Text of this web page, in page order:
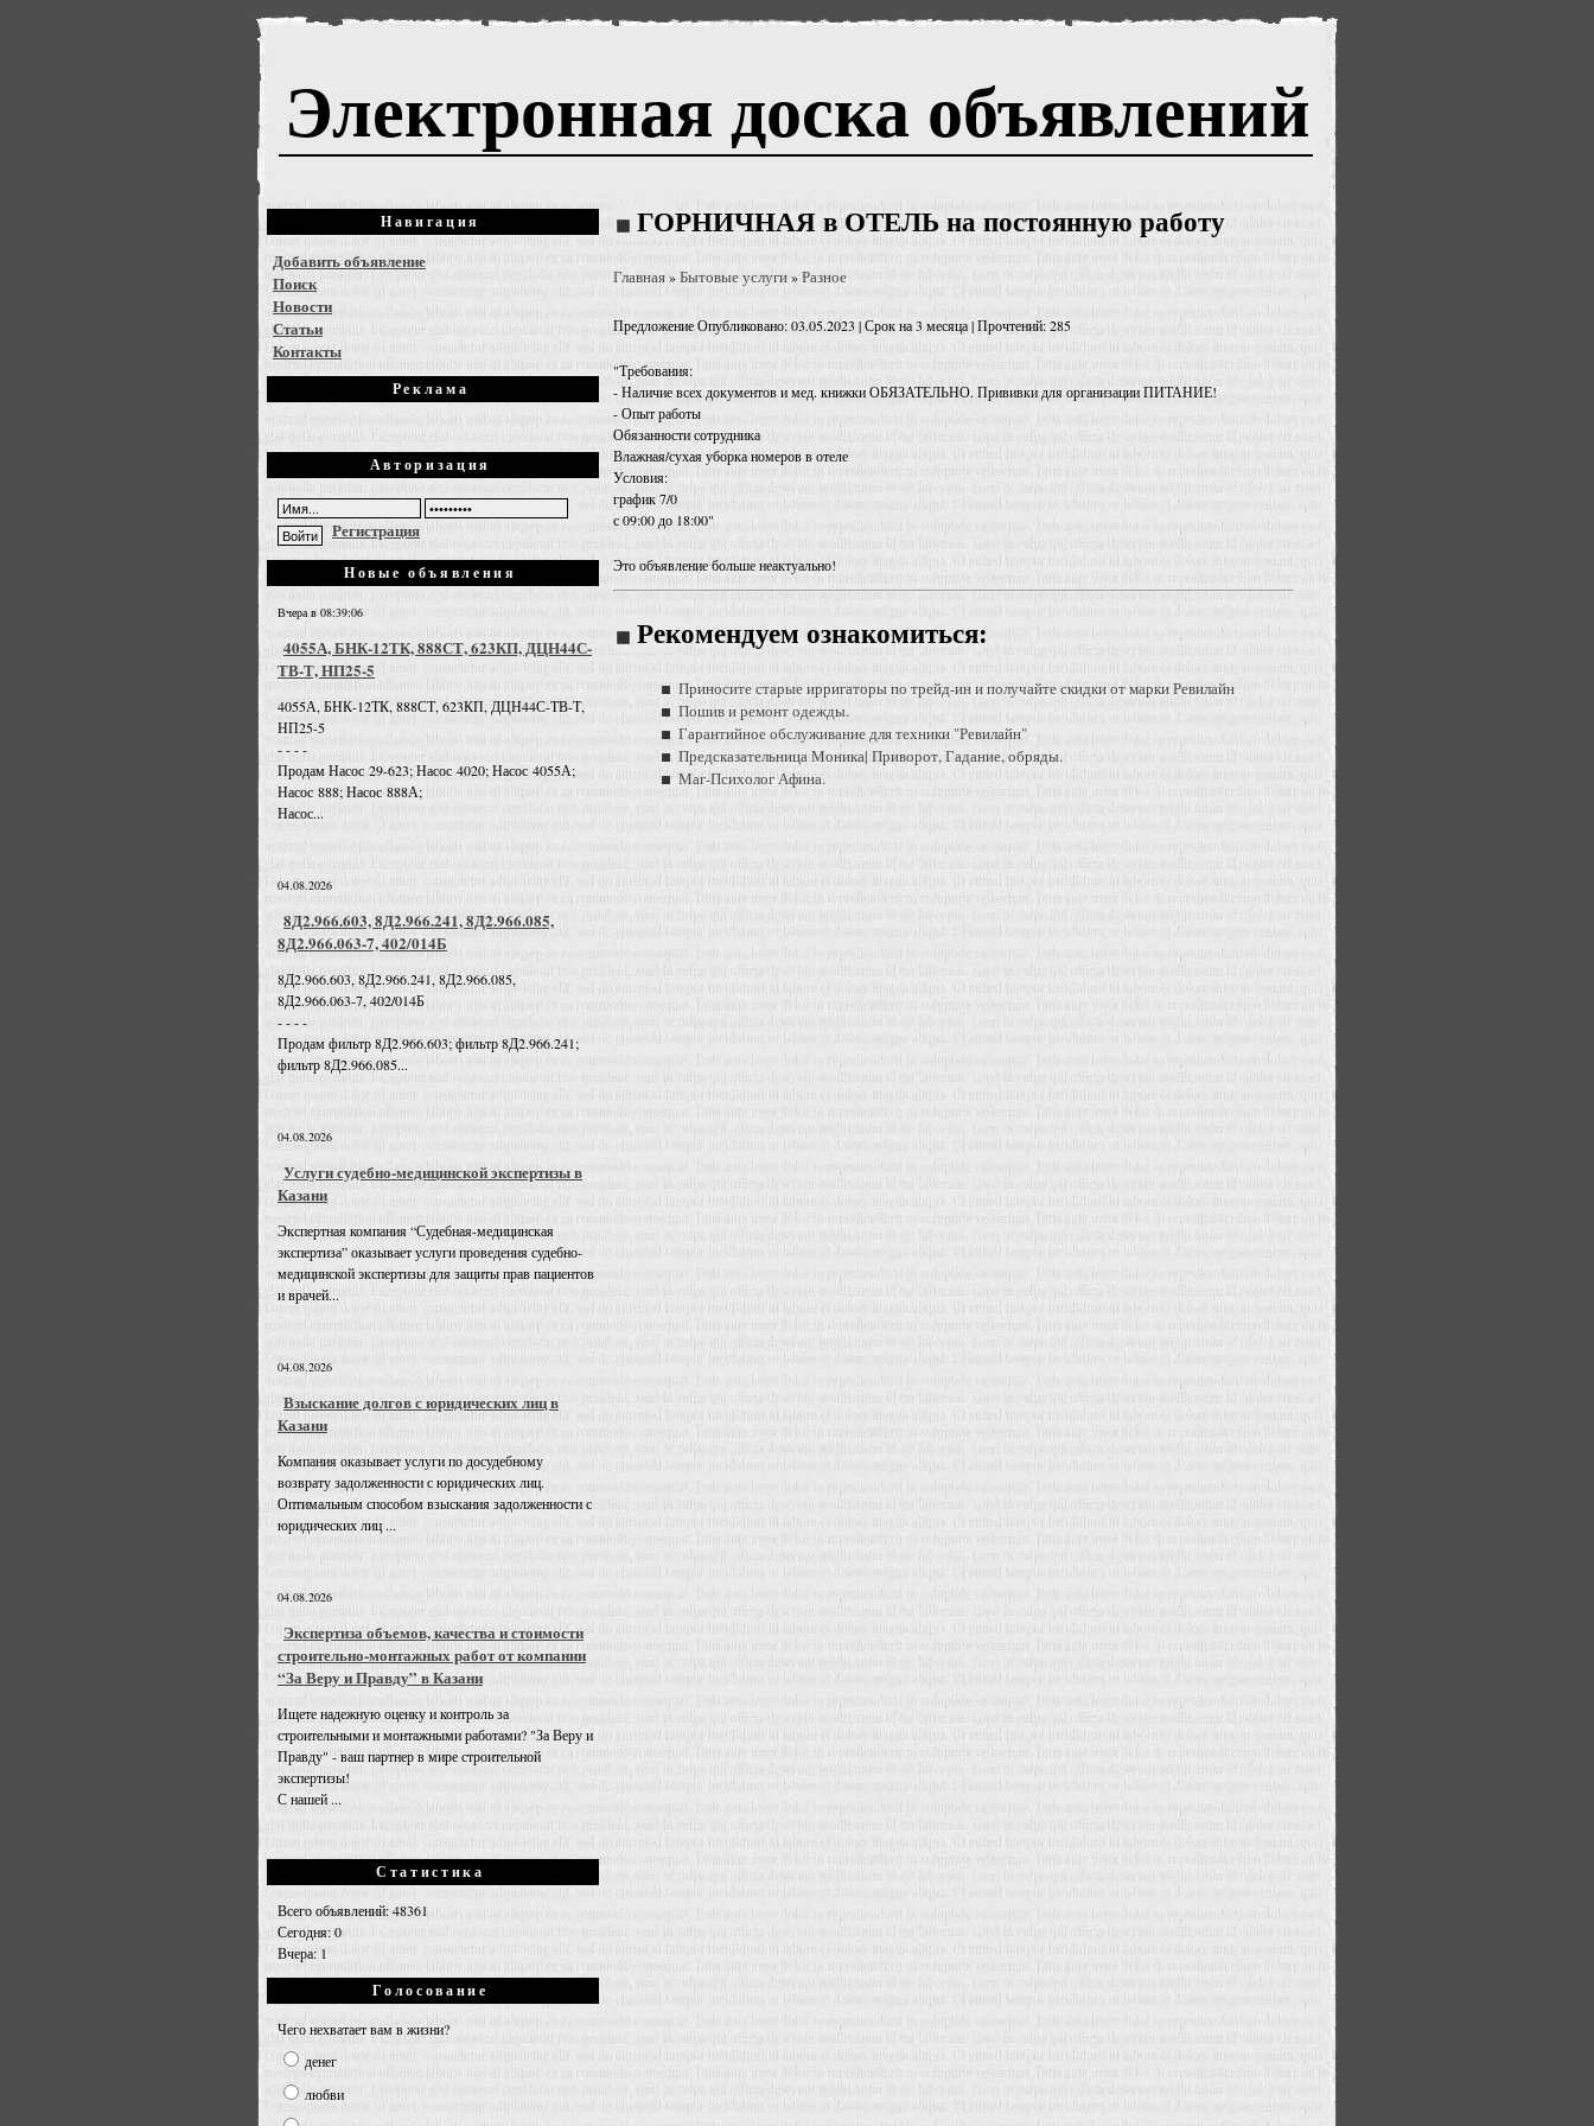
Электронная доска объявлений
Навигация
Добавить объявление
Поиск
Новости
Статьи
Контакты
Реклама
Авторизация
Регистрация
Новые объявления
Вчера в 08:39:06
4055А, БНК-12ТК, 888СТ, 623КП, ДЦН44С-
ТВ-Т, НП25-5
4055А, БНК-12ТК, 888СТ, 623КП, ДЦН44С-ТВ-Т,
НП25-5
- - - -
Продам Насос 29-623; Насос 4020; Насос 4055А;
Насос 888; Насос 888А;
Насос...
04.08.2026
8Д2.966.603, 8Д2.966.241, 8Д2.966.085,
8Д2.966.063-7, 402/014Б
8Д2.966.603, 8Д2.966.241, 8Д2.966.085,
8Д2.966.063-7, 402/014Б
- - - -
Продам фильтр 8Д2.966.603; фильтр 8Д2.966.241;
фильтр 8Д2.966.085...
04.08.2026
Услуги судебно-медицинской экспертизы в
Казани
Экспертная компания “Судебная-медицинская
экспертиза” оказывает услуги проведения судебно-
медицинской экспертизы для защиты прав пациентов
и врачей...
04.08.2026
Взыскание долгов с юридических лиц в
Казани
Компания оказывает услуги по досудебному
возврату задолженности с юридических лиц.
Оптимальным способом взыскания задолженности с
юридических лиц ...
04.08.2026
Экспертиза объемов, качества и стоимости
строительно-монтажных работ от компании
“За Веру и Правду” в Казани
Ищете надежную оценку и контроль за
строительными и монтажными работами? "За Веру и
Правду" - ваш партнер в мире строительной
экспертизы!
С нашей ...
Статистика
Всего объявлений: 48361
Сегодня: 0
Вчера: 1
Голосование
Чего нехватает вам в жизни?
денег
любви
ГОРНИЧНАЯ в ОТЕЛЬ на постоянную работу
Главная»Бытовые услуги»Разное
ПредложениеОпубликовано: 03.05.2023 | Срок на 3 месяца | Прочтений: 285
"Требования:
- Наличие всех документов и мед. книжки ОБЯЗАТЕЛЬНО. Прививки для организации ПИТАНИЕ!
- Опыт работы
Обязанности сотрудника
Влажная/сухая уборка номеров в отеле
Условия:
график 7/0
с 09:00 до 18:00"
Это объявление больше неактуально!
Рекомендуем ознакомиться:
Приносите старые ирригаторы по трейд-ин и получайте скидки от марки Ревилайн
Пошив и ремонт одежды.
Гарантийное обслуживание для техники "Ревилайн"
Предсказательница Моника| Приворот, Гадание, обряды.
Маг-Психолог Афина.